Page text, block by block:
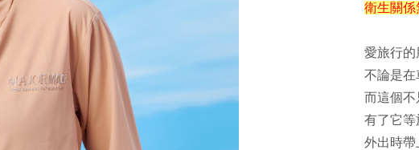
衛生關
愛旅行的
不論是
而這個
有了它等
外出時